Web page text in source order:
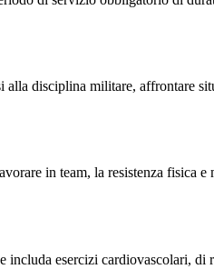
disciplina militare, affrontare
in team, la resistenza fisica e
includa esercizi cardiovascolari, di